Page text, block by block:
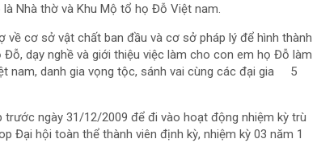
Nhà thờ và Khu Mộ tổ họ Đỗ Việt nam.
cơ sở vật chất ban đầu và cơ sở pháp lý để hình thành
dạy nghề và giới thiệu việc làm cho con em họ Đỗ làm
nam, danh gia vọng tộc, sánh vai cùng các đại gia 5
ngày 31/12/2009 để đi vào hoạt động nhiệm kỳ trù
hội toàn thể thành viên định kỳ, nhiệm kỳ 03 năm 1